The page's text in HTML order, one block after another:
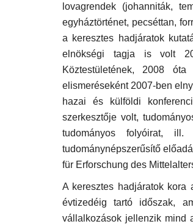
lovagrendek (johanniták,
egyháztörténet, pecséttan,
a keresztes hadjáratok
elnökségi tagja is volt
Köztestületének, 2008
elismeréseként 2007-ben
hazai és külföldi
szerkesztője volt,
tudományos folyóirat, ill.
tudománynépszerűsítő
für Erforschung des
A keresztes hadjáratok
évtizedéig tartó időszak,
vállalkozások jellenzik mind
Tanulmány